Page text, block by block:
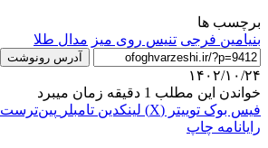
برچسب ها
بنیامین فرجی تنیس روی میز مدال طلا
آدرس رونوشت
۱۴۰۲/۱۰/۲۴
خواندن این مطلب 1 دقیقه زمان میبرد
فیس بوک توییتر (X) لینکدین ‫تامبلر ‫پین‌ترست
رایانامه چاپ